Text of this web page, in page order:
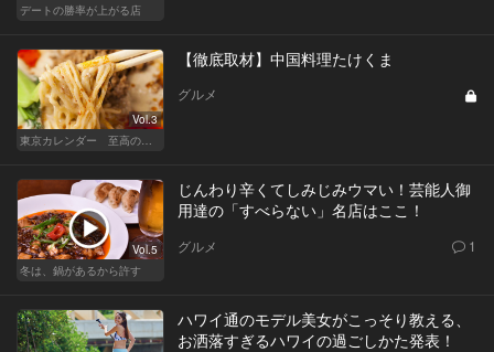
デートの勝率が上がる店
Vol.3
【徹底取材】中国料理たけくま
グルメ
Vol.5
冬は、鍋があるから許す
じんわり辛くてしみじみウマい！芸能人御
用達の「すべらない」名店はここ！
グルメ 1
ハワイ通のモデル美女がこっそり教える、
お洒落すぎるハワイの過ごしかた発表！